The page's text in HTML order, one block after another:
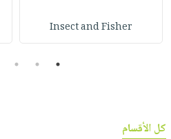
Insect and Fisher
1
2
3
كل الأقسام